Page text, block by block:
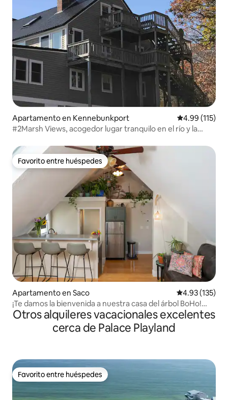
Apartamento en Kennebunkport Calificación
4.99 (115)
#2Marsh Views, acogedor lugar tranquilo en el río y la
Favorito entre huéspedes
Favorito entre huéspedes
Apartamento en Saco Calificación
4.93 (135)
¡Te damos la bienvenida a nuestra casa del árbol BoHo!
Playas/Portland
Otros alquileres vacacionales excelentes
cerca de Palace Playland
Favorito entre huéspedes
Favorito entre huéspedes